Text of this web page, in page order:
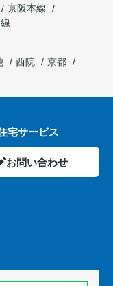
京阪本線
西院
京都
宅サービス
お問い合わせ